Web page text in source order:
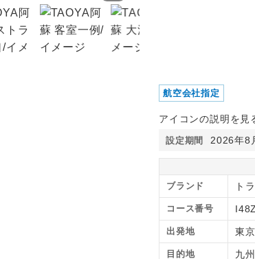
航空会社指定
アイコンの説明を見
設定期間 2026年8
ブランド ト
コース番号
出発地 東
目的地 九